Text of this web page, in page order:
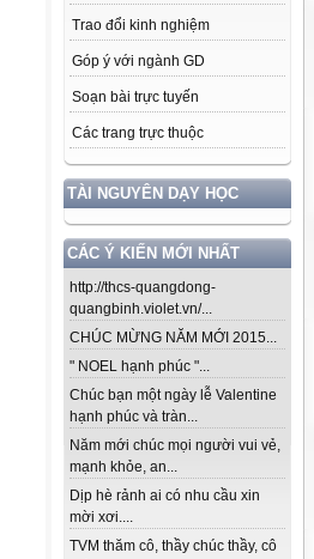
Trao đổi kinh nghiệm
Góp ý với ngành GD
Soạn bài trực tuyến
Các trang trực thuộc
TÀI NGUYÊN DẠY HỌC
CÁC Ý KIẾN MỚI NHẤT
http://thcs-quangdong-
quangbinh.violet.vn/...
CHÚC MỪNG NĂM MỚI 2015...
" NOEL hạnh phúc "...
Chúc bạn một ngày lễ Valentine
hạnh phúc và tràn...
Năm mới chúc mọi người vui vẻ,
mạnh khỏe, an...
Dịp hè rảnh ai có nhu cầu xin
mời xơi....
TVM thăm cô, thầy chúc thầy, cô